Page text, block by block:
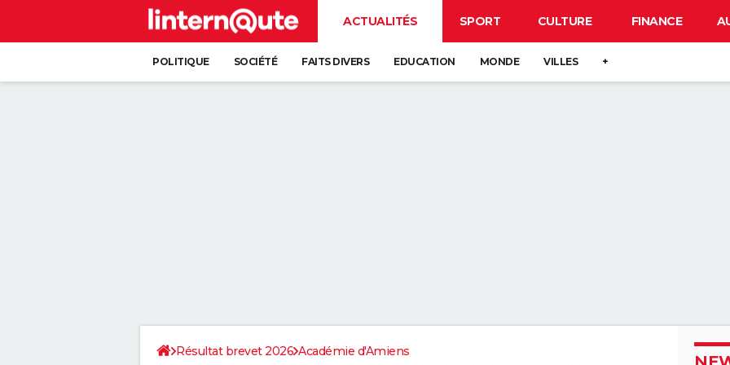
ACTUALITÉS SPORT CULTURE FINANCE
POLITIQUE SOCIÉTÉ FAITS DIVERS EDUCATION MONDE VILLES +
Résultat brevet 2026 Académie d'Amiens